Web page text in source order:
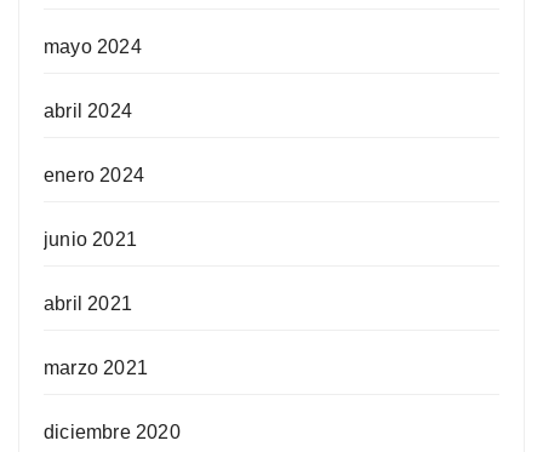
mayo 2024
abril 2024
enero 2024
junio 2021
abril 2021
marzo 2021
diciembre 2020